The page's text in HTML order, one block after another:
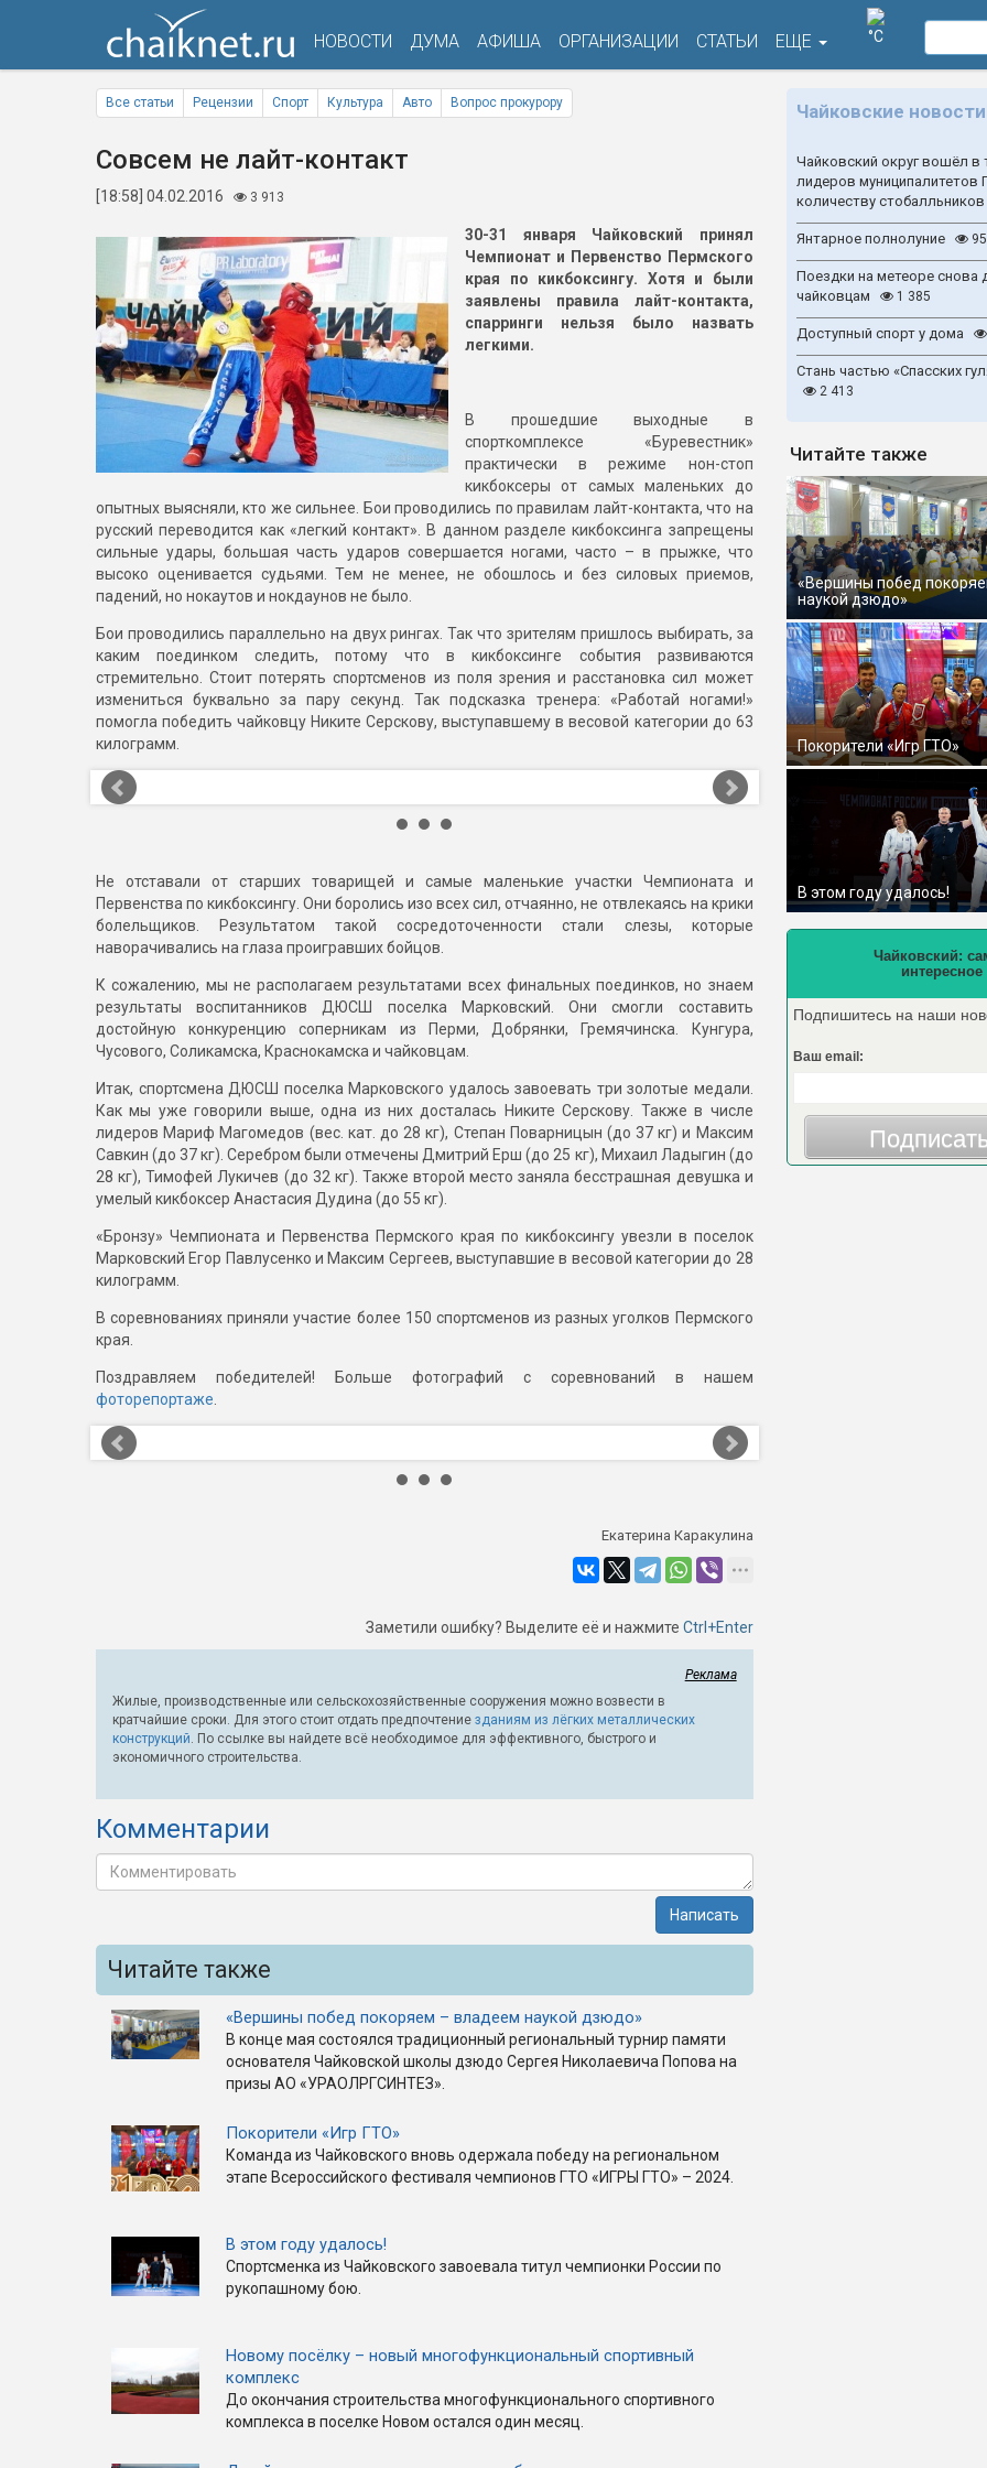
НОВОСТИ ДУМА АФИША ОРГАНИЗАЦИИ СТАТЬИ ЕЩЕ °C
Все статьи Рецензии Спорт Культура Авто Вопрос прокурору
Совсем не лайт-контакт
[18:58] 04.02.2016 3 913
30-31 января Чайковский принял
Чемпионат и Первенство Пермского
края по кикбоксингу. Хотя и были
заявлены правила лайт-контакта,
спарринги нельзя было назвать
легкими.
В прошедшие выходные в
спорткомплексе «Буревестник»
практически в режиме нон-стоп
кикбоксеры от самых маленьких до
опытных выясняли, кто же сильнее. Бои проводились по правилам лайт-контакта, что на
русский переводится как «легкий контакт». В данном разделе кикбоксинга запрещены
сильные удары, большая часть ударов совершается ногами, часто – в прыжке, что
высоко оценивается судьями. Тем не менее, не обошлось и без силовых приемов,
падений, но нокаутов и нокдаунов не было.
Бои проводились параллельно на двух рингах. Так что зрителям пришлось выбирать, за
каким поединком следить, потому что в кикбоксинге события развиваются
стремительно. Стоит потерять спортсменов из поля зрения и расстановка сил может
измениться буквально за пару секунд. Так подсказка тренера: «Работай ногами!»
помогла победить чайковцу Никите Серскову, выступавшему в весовой категории до 63
килограмм.
Не отставали от старших товарищей и самые маленькие участки Чемпионата и
Первенства по кикбоксингу. Они боролись изо всех сил, отчаянно, не отвлекаясь на крики
болельщиков. Результатом такой сосредоточенности стали слезы, которые
наворачивались на глаза проигравших бойцов.
К сожалению, мы не располагаем результатами всех финальных поединков, но знаем
результаты воспитанников ДЮСШ поселка Марковский. Они смогли составить
достойную конкуренцию соперникам из Перми, Добрянки, Гремячинска. Кунгура,
Чусового, Соликамска, Краснокамска и чайковцам.
Итак, спортсмена ДЮСШ поселка Марковского удалось завоевать три золотые медали.
Как мы уже говорили выше, одна из них досталась Никите Серскову. Также в числе
лидеров Мариф Магомедов (вес. кат. до 28 кг), Степан Поварницын (до 37 кг) и Максим
Савкин (до 37 кг). Серебром были отмечены Дмитрий Ерш (до 25 кг), Михаил Ладыгин (до
28 кг), Тимофей Лукичев (до 32 кг). Также второй место заняла бесстрашная девушка и
умелый кикбоксер Анастасия Дудина (до 55 кг).
«Бронзу» Чемпионата и Первенства Пермского края по кикбоксингу увезли в поселок
Марковский Егор Павлусенко и Максим Сергеев, выступавшие в весовой категории до 28
килограмм.
В соревнованиях приняли участие более 150 спортсменов из разных уголков Пермского
края.
Поздравляем победителей! Больше фотографий с соревнований в нашем
фоторепортаже
Екатерина Каракулина
Заметили ошибку? Выделите её и нажмите Ctrl+Enter
Реклама
Жилые, производственные или сельскохозяйственные сооружения можно возвести в
кратчайшие сроки. Для этого стоит отдать предпочтение зданиям из лёгких металлических
конструкций. По ссылке вы найдете всё необходимое для эффективного, быстрого и
экономичного строительства.
Комментарии
Написать
Читайте также
«Вершины побед покоряем – владеем наукой дзюдо»
В конце мая состоялся традиционный региональный турнир памяти
основателя Чайковской школы дзюдо Сергея Николаевича Попова на
призы АО «УРАОЛРГСИНТЕЗ».
Покорители «Игр ГТО»
Команда из Чайковского вновь одержала победу на региональном
этапе Всероссийского фестиваля чемпионов ГТО «ИГРЫ ГТО» – 2024.
В этом году удалось!
Спортсменка из Чайковского завоевала титул чемпионки России по
рукопашному бою.
Новому посёлку – новый многофункциональный спортивный
комплекс
До окончания строительства многофункционального спортивного
комплекса в поселке Новом остался один месяц.
Чайковские новости
Чайковский округ вошёл в
лидеров муниципалитетов
количеству
Янтарное полнолуние
Поездки на метеоре снова
чайковцам
1 385
Доступный спорт у дома
Стань частью «Спасских
2 413
Читайте также
«Вершины побед
наукой дзюдо»
Покорители «Игр ГТО»
В этом году удалось!
Чайковский:
интересное
Подпишитесь на наши
Ваш email: